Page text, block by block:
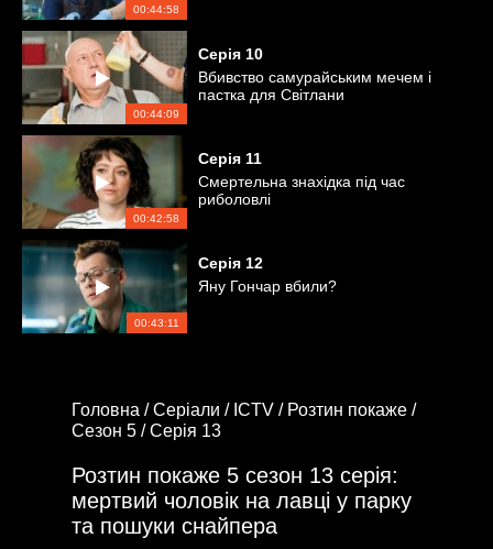
00:44:58
00:44:09
Серія 10
Вбивство самурайським мечем і
пастка для Світлани
00:42:58
Серія 11
Смертельна знахідка під час
риболовлі
00:43:11
Серія 12
Яну Гончар вбили?
Головна /Серіали / ICTV / Розтин покаже /
Сезон 5 /Серія 13
Розтин покаже 5 сезон 13 серія:
мертвий чоловік на лавці у парку
та пошуки снайпера